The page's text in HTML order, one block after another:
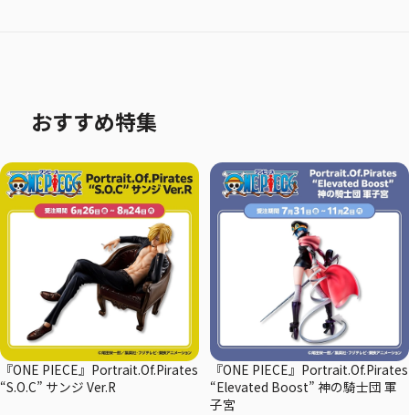
おすすめ特集
『ONE PIECE』Portrait.Of.Pirates
“S.O.C” サンジ Ver.R
『ONE PIECE』Portrait.Of.Pirates
“Elevated Boost” 神の騎士団 軍
子宮